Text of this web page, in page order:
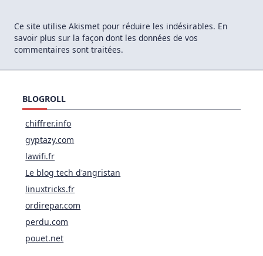
Ce site utilise Akismet pour réduire les indésirables. En
savoir plus sur la façon dont les données de vos
commentaires sont traitées.
BLOGROLL
chiffrer.info
gyptazy.com
lawifi.fr
Le blog tech d'angristan
linuxtricks.fr
ordirepar.com
perdu.com
pouet.net